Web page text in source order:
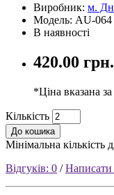
Виробник: м.
Модель: AU-064
В наявності
420.00 грн.
*Ціна вказана
Кількість
До кошика
Мінімальна кількість
Відгуків: 0 /Написати